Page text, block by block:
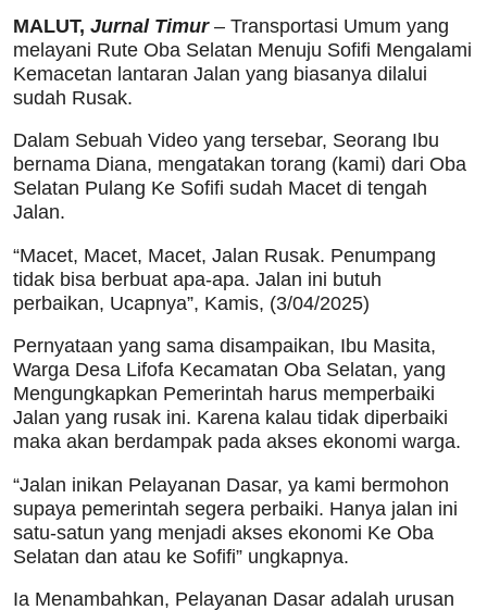
MALUT, Jurnal Timur– Transportasi Umum yang
melayani Rute Oba Selatan Menuju Sofifi Mengalami
Kemacetan lantaran Jalan yang biasanya dilalui
sudah Rusak.
Dalam Sebuah Video yang tersebar, Seorang Ibu
bernama Diana, mengatakan torang (kami) dari Oba
Selatan Pulang Ke Sofifi sudah Macet di tengah
Jalan.
“Macet, Macet, Macet, Jalan Rusak. Penumpang
tidak bisa berbuat apa-apa. Jalan ini butuh
perbaikan, Ucapnya”, Kamis, (3/04/2025)
Pernyataan yang sama disampaikan, Ibu Masita,
Warga Desa Lifofa Kecamatan Oba Selatan, yang
Mengungkapkan Pemerintah harus memperbaiki
Jalan yang rusak ini. Karena kalau tidak diperbaiki
maka akan berdampak pada akses ekonomi warga.
“Jalan inikan Pelayanan Dasar, ya kami bermohon
supaya pemerintah segera perbaiki. Hanya jalan ini
satu-satun yang menjadi akses ekonomi Ke Oba
Selatan dan atau ke Sofifi” ungkapnya.
Ia Menambahkan, Pelayanan Dasar adalah urusan